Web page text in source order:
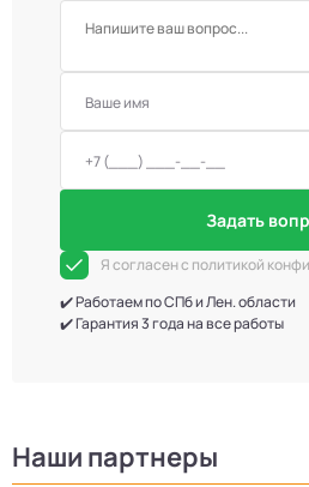
Задать
Я согласен с политикой
✔️ Работаем по СПб и Лен. области
✔️ Гарантия 3 года на все работы
Наши партнеры